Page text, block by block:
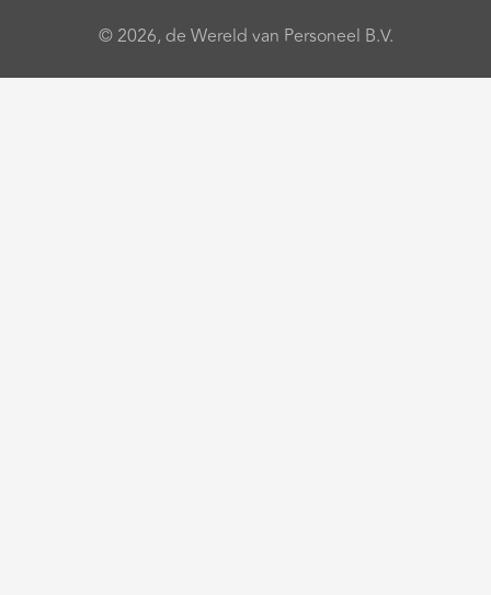
© 2026, de Wereld van Personeel B.V.